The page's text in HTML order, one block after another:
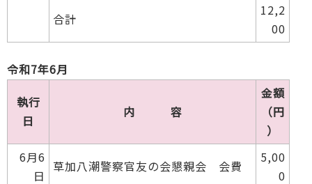
合計
12,2
00
令和7年6月
執行
日
内 容
金額
（円
）
6月6
日
草加八潮警察官友の会懇親会 会費
5,00
0